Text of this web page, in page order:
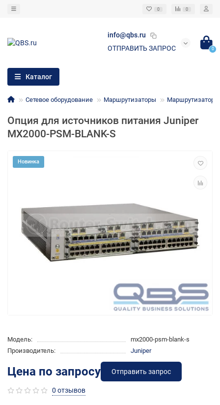
0 0
info@qbs.ru
ОТПРАВИТЬ ЗАПРОС
0
Каталог
Сетевое оборудование Маршрутизаторы
Опция для источников питания Juniper
MX2000-PSM-BLANK-S
Новинка
Модель:
mx2000-psm-blank-s
Производитель:
Juniper
Цена по запросу Отправить запрос
0 отзывов